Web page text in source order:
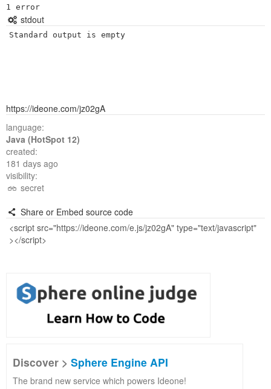
stdout
Standard output is empty
https://ideone.com/jz02gA
language:
Java (HotSpot 12)
created:
181 days ago
visibility:
secret
Share or Embed source code
Discover > Sphere Engine API
The brand new service which powers Ideone!